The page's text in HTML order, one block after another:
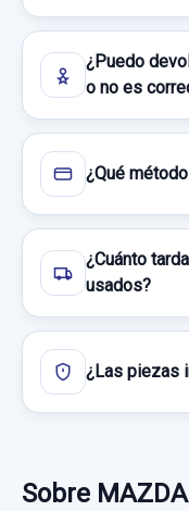
CERRADURA
usado.
MAZDA 5
(105KW)
Ref:
Sin IVA, gastos de
Sin IVA, gastos de
¿Puedo
o no es
¿Qué
¿Cuánto
usados?
¿Las piezas
Sobre MAZDA